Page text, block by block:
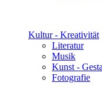
Kultur - Kreativität
Literatur
Musik
Kunst -
Fotografie